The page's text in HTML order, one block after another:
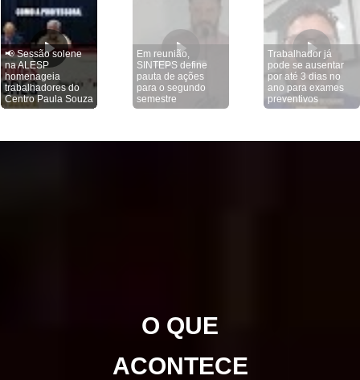
📢 Sessão solene
na ALESP
homenageia
trabalhadores do
Centro Paula Souza
Em reunião,
SINTEPS define
pauta de ações
para o segundo
semestre
Trabalhador já
pode se ausentar
por até 3 dias no
ano para exames
preventivos
O QUE
ACONTECE